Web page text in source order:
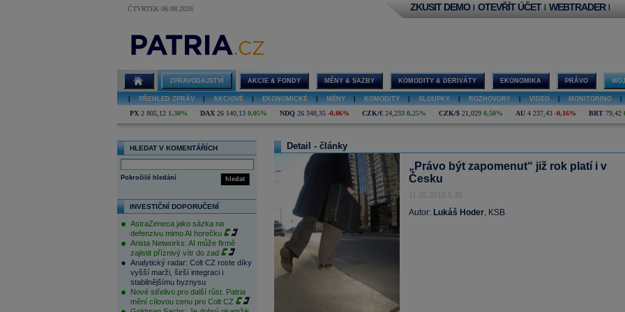
ČTVRTEK 06.08.2026 ZKUSIT DEMO | OTEVŘÍT ÚČET | WEBTRADER |
ZPRAVODAJSTVÍ AKCIE & FONDY MĚNY & SAZBY KOMODITY & DERIVÁTY EKONOMIKA PRÁVO
PŘEHLED ZPRÁV AKCIOVÉ EKONOMICKÉ MĚNY KOMODITY SLOUPKY ROZHOVORY VIDEO MONITORING
PX 2 805,12 1,30% DAX 26 140,13 0,05% NDQ 26 348,35 -0,06% CZK/€ 24,233 0,25% CZK/$ 21,029 0,50% AU 4 237,43 -0,16% BRT 79,42
HLEDAT V KOMENTÁŘÍCH
hledat
Pokročilé hledání
INVESTIČNÍ DOPORUČENÍ
AstraZeneca jako sázka na
defenzivu mimo AI horečku
Arista Networks: AI může firmě
zajistit příznivý vítr do zad
Analytický radar: Colt CZ roste díky
vyšší marži, širší integraci i
stabilnějšímu byznysu
Nové střelivo pro další růst. Patria
mění cílovou cenu pro Colt CZ
Detail - články
„Právo být zapomenut“ již rok platí i v
Česku
11.05.2015 5:30
Autor: Lukáš Hoder, KSB